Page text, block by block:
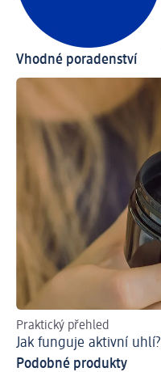
Vhodné poradenství
Praktický přehled
Jak funguje aktivní uhlí?
Podobné produkty